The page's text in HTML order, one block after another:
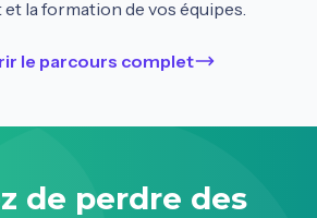
la formation de vos équipes.
le parcours complet
de perdre des